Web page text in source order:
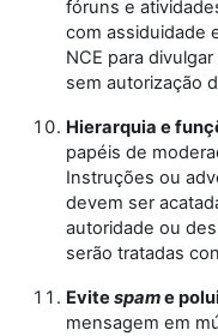
fóruns e
com assiduidade
NCE para
sem autorização
Hierarquia e
papéis de
Instruções ou
devem ser
autoridade ou
serão tratadas
Evitespame
mensagem em